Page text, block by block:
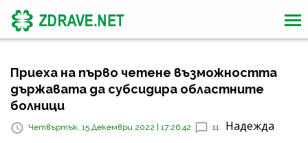
Приеха на първо четене възможността
държавата да субсидира областните
болници
Четвъртък, 15 Декември 2022 | 17:26:42 11
Надежда